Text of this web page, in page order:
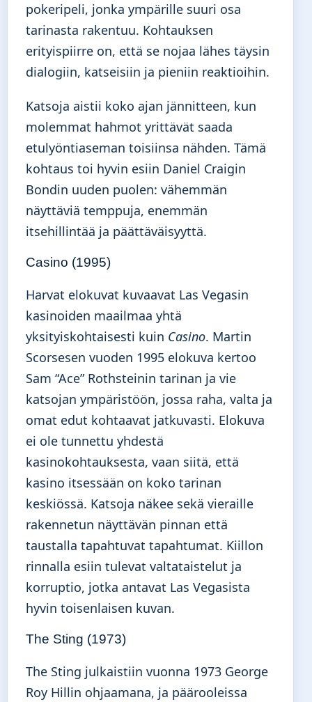
pokeripeli, jonka ympärille suuri osa
tarinasta rakentuu. Kohtauksen
erityispiirre on, että se nojaa lähes täysin
dialogiin, katseisiin ja pieniin reaktioihin.
Katsoja aistii koko ajan jännitteen, kun
molemmat hahmot yrittävät saada
etulyöntiaseman toisiinsa nähden. Tämä
kohtaus toi hyvin esiin Daniel Craigin
Bondin uuden puolen: vähemmän
näyttäviä temppuja, enemmän
itsehillintää ja päättäväisyyttä.
Casino (1995)
Harvat elokuvat kuvaavat Las Vegasin
kasinoiden maailmaa yhtä
yksityiskohtaisesti kuin Casino. Martin
Scorsesen vuoden 1995 elokuva kertoo
Sam “Ace” Rothsteinin tarinan ja vie
katsojan ympäristöön, jossa raha, valta ja
omat edut kohtaavat jatkuvasti. Elokuva
ei ole tunnettu yhdestä
kasinokohtauksesta, vaan siitä, että
kasino itsessään on koko tarinan
keskiössä. Katsoja näkee sekä vieraille
rakennetun näyttävän pinnan että
taustalla tapahtuvat tapahtumat. Kiillon
rinnalla esiin tulevat valtataistelut ja
korruptio, jotka antavat Las Vegasista
hyvin toisenlaisen kuvan.
The Sting (1973)
The Sting julkaistiin vuonna 1973 George
Roy Hillin ohjaamana, ja päärooleissa